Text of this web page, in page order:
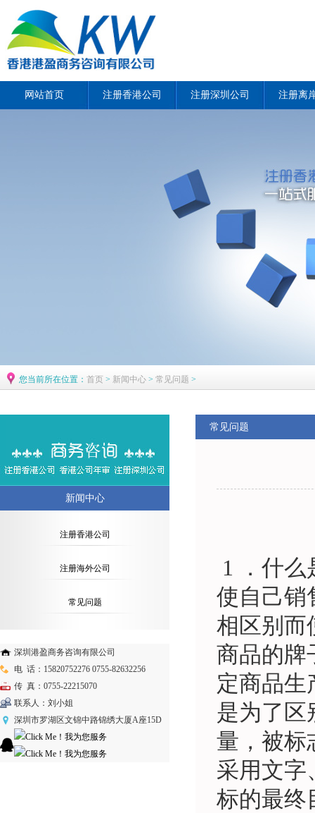
网站首页 注册香港公司 注册深圳公司 注册离
您当前所在位置： 首页 > 新闻中心 > 常见问题 >
新闻中心
注册香港公司
注册海外公司
常见问题
深圳港盈商务咨询有限公司
电 话：15820752276 0755-82632256
传 真：0755-22215070
联系人：刘小姐
深圳市罗湖区文锦中路锦绣大厦A座15D
常见问题
1 ．什么
使自己销
相区别而
商品的牌
定商品生
是为了区
量，被标
采用文字
标的最终